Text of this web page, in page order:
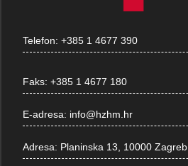
Telefon:+385 1 4677 390
Faks:+385 1 4677 180
E-adresa: info@hzhm.hr
Adresa: Planinska 13, 10000 Zagreb